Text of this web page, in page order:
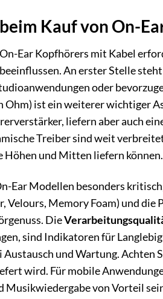
Kauf von On-
Ear Kopfhörers mit Kabel
An erster Stelle
oder
Ohm) ist ein weiterer wichtiger
liefern aber auch
Treiber sind weit
Höhen und Mitten liefern können.
Ear Modellen besonders
Velours, Memory Foam) und
Die
sind Indikatoren für
und Wartung. Achten
wird. Für mobile
Musikwiedergabe von Vorteil